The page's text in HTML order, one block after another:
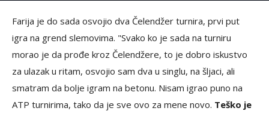
Farija je do sada osvojio dva Čelendžer turnira, prvi put
igra na grend slemovima. "Svako ko je sada na turniru
morao je da prođe kroz Čelendžere, to je dobro iskustvo
za ulazak u ritam, osvojio sam dva u singlu, na šljaci, ali
smatram da bolje igram na betonu. Nisam igrao puno na
ATP turnirima, tako da je sve ovo za mene novo. Teško je